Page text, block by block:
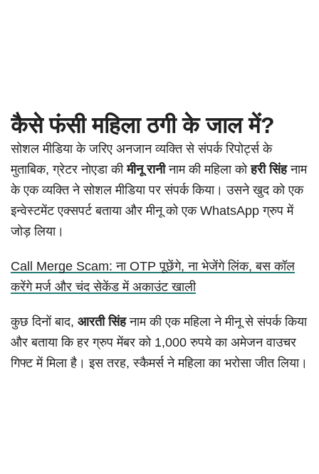
कैसे फंसी महिला ठगी के जाल में?
सोशल मीडिया के जरिए अनजान व्यक्ति से संपर्क रिपोर्ट्स के
मुताबिक, ग्रेटर नोएडा कीमीनू रानीनाम की महिला कोहरी सिंहनाम
के एक व्यक्ति ने सोशल मीडिया पर संपर्क किया। उसने खुद को एक
इन्वेस्टमेंट एक्सपर्ट बताया और मीनू को एक WhatsApp ग्रुप में
जोड़ लिया।
Call Merge Scam: ना OTP पूछेंगे, ना भेजेंगे लिंक, बस कॉल
करेंगे मर्ज और चंद सेकेंड में अकाउंट खाली
कुछ दिनों बाद, आरती सिंहनाम की एक महिला ने मीनू से संपर्क किया
और बताया कि हर ग्रुप मेंबर को 1,000 रुपये का अमेजन वाउचर
गिफ्ट में मिला है। इस तरह, स्कैमर्स ने महिला का भरोसा जीत लिया।